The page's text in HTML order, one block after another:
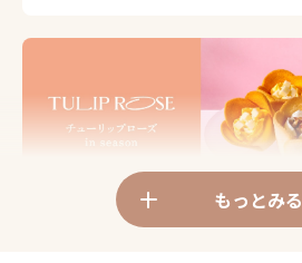
もっとみる